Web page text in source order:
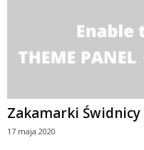
Zakamarki Świdnicy
17 maja 2020